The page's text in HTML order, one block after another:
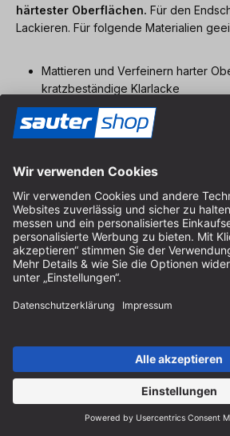
härtester Oberflächen. Für den
Lackieren. Für folgende Materialien
Mattieren und Verfeinern harter
kratzbeständige Klarlacke
Entfernen von Overspray-Effekten
Füller
Platin 2
Mineralwerkstoffen, Hochglanzlacken
Finish-Schliff zur Poliervorbereitung ab
folgende Materialien geeignet:
Mineralwerkstoffe wie Corian,
Acrylglas, Plexiglas
wasserverdünnbare Lacke
Hochleistungsschleifmittel zum